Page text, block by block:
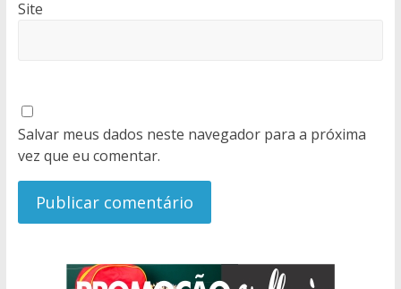
Site
Salvar meus dados neste navegador para a próxima
vez que eu comentar.